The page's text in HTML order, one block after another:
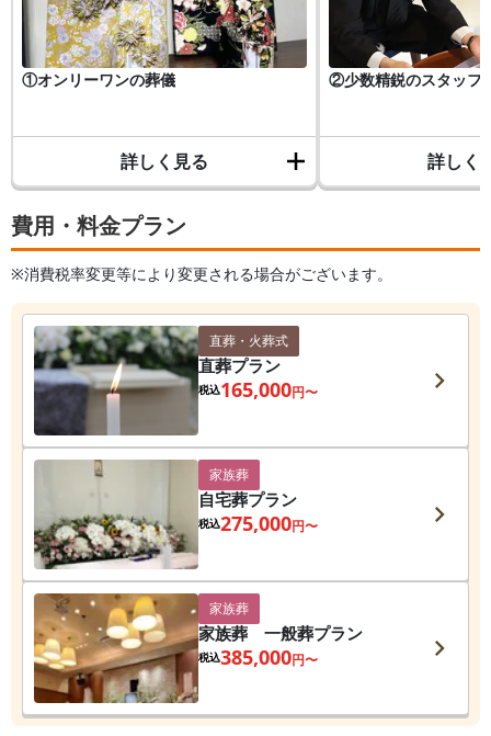
費用・料金プラン
※消費税率変更等により変更される場合がございます。
直葬・火葬式
直葬プラン
税込165,000円〜
家族葬
自宅葬プラン
税込275,000円〜
家族葬
家族葬 一般葬プラン
税込385,000円〜
①オンリーワンの葬儀
詳しく見る
②少数精鋭のスタッフ
詳しく